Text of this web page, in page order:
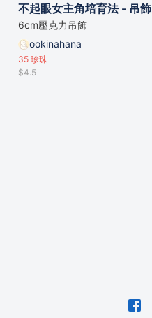
不起眼女主角培育法 - 吊飾
6cm壓克力吊飾
ookinahana
35 珍珠
$4.5